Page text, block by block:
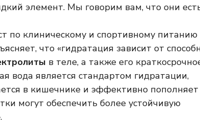
элемент. Мы говорим вам, что они
по клиническому и спортивному питанию
что «гидратация зависит от
в теле, а также его
вода является стандартом гидратации,
в кишечнике и эффективно
могут обеспечить более устойчивую